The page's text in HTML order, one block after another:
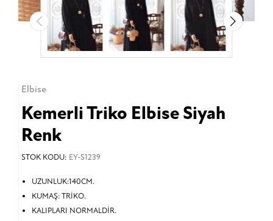
Elbise
Kemerli Triko Elbise Siyah
Renk
STOK KODU: EY-S1239
UZUNLUK:140CM.
KUMAŞ: TRİKO.
KALIPLARI NORMALDİR.